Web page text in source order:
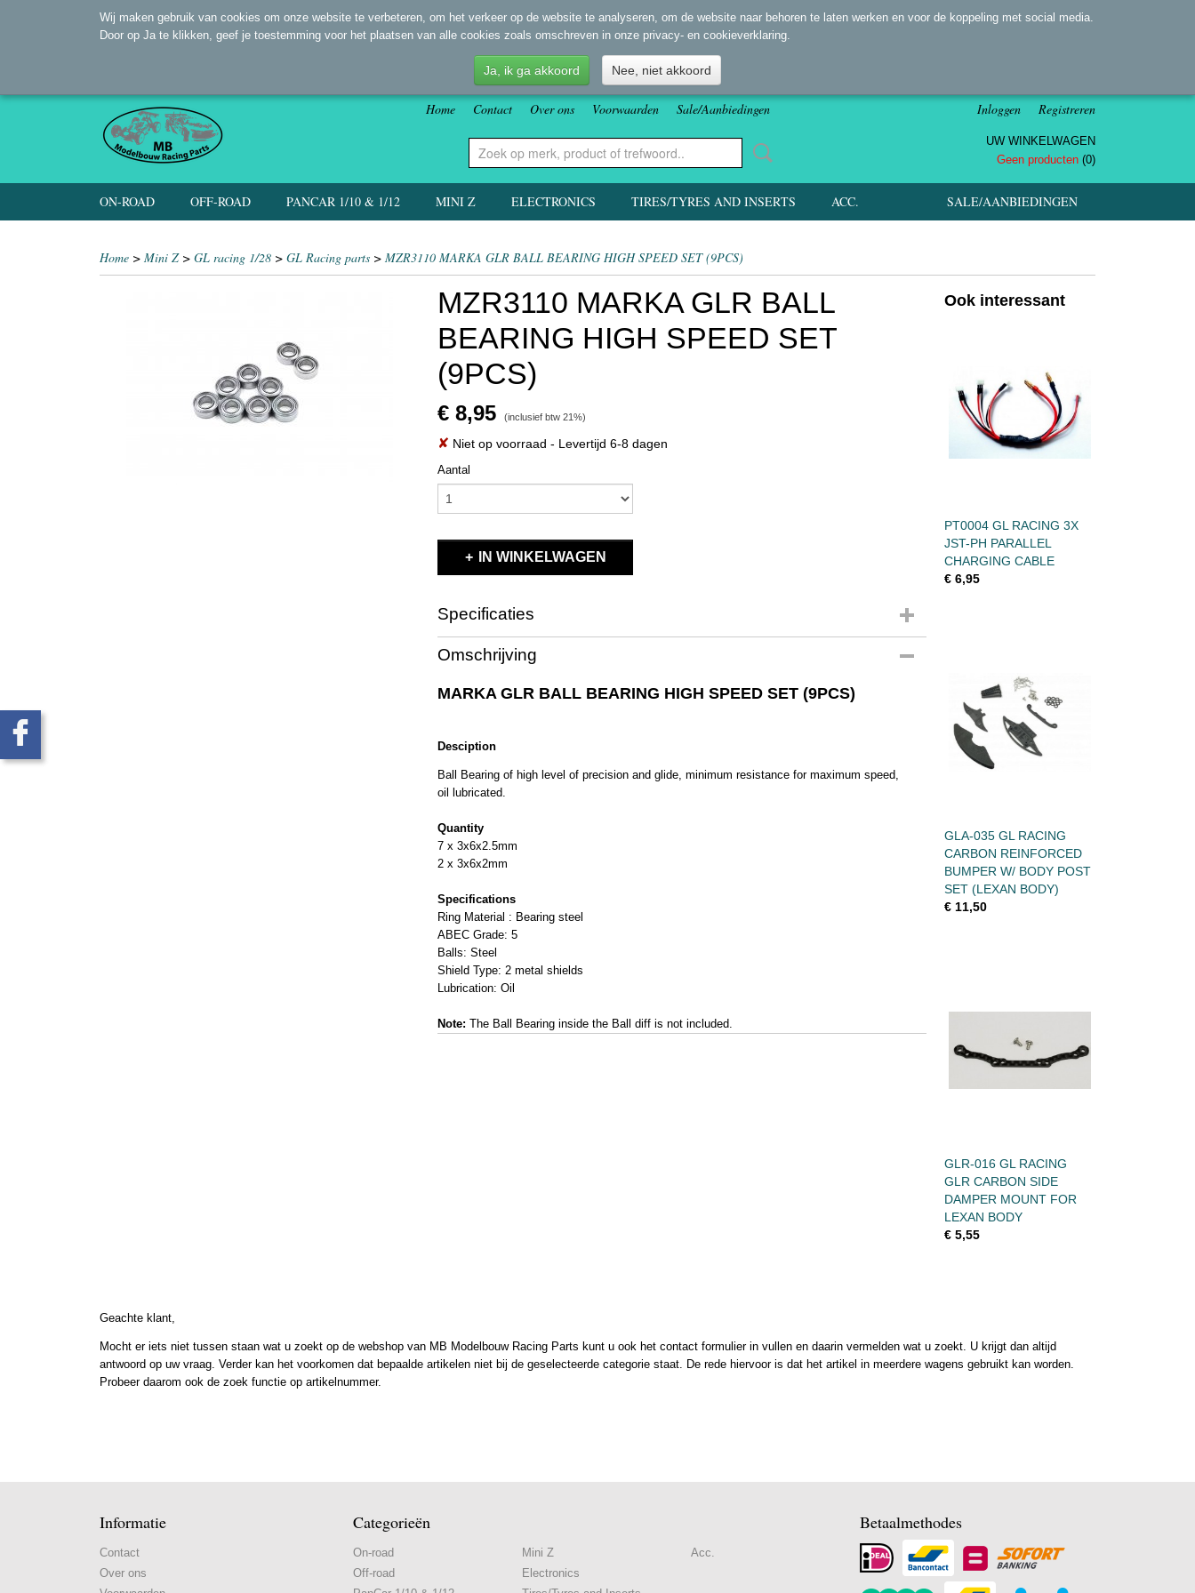
Home Contact Over ons Voorwaarden Sale/Aanbiedingen Inloggen Registreren
UW WINKELWAGEN
Geen producten (0)
SALE/AANBIEDINGEN
ON-ROAD OFF-ROAD PANCAR 1/10 & 1/12 MINI Z ELECTRONICS TIRES/TYRES AND INSERTS ACC.
Home > Mini Z> GL racing 1/28 > GL Racing parts > MZR3110 MARKA GLR BALL BEARING HIGH SPEED SET (9PCS)
MZR3110 MARKA GLR BALL
BEARING HIGH SPEED SET
(9PCS)
€ 8,95 (inclusief btw 21%)
✘ Niet op voorraad - Levertijd 6-8 dagen
Aantal
IN WINKELWAGEN
Specificaties
Productcode
EAN code
Bruto gewicht
0,20 Kg
Omschrijving
MARKA GLR BALL BEARING HIGH SPEED SET (9PCS)
Desciption
Ball Bearing of high level of precision and glide, minimum resistance for maximum speed,
oil lubricated.
Quantity
7 x 3x6x2.5mm
2 x 3x6x2mm
Specifications
Ring Material : Bearing steel
ABEC Grade: 5
Balls: Steel
Shield Type: 2 metal shields
Lubrication: Oil
Note: The Ball Bearing inside the Ball diff is not included.
Ook interessant
PT0004 GL RACING 3X
JST-PH PARALLEL
CHARGING CABLE
€ 6,95
GLA-035 GL RACING
CARBON REINFORCED
BUMPER W/ BODY POST
SET (LEXAN BODY)
€ 11,50
GLR-016 GL RACING
GLR CARBON SIDE
DAMPER MOUNT FOR
LEXAN BODY
€ 5,55
Geachte klant,
Mocht er iets niet tussen staan wat u zoekt op de webshop van MB Modelbouw Racing Parts kunt u ook het contact formulier in vullen en daarin vermelden wat u zoekt. U krijgt dan altijd
antwoord op uw vraag. Verder kan het voorkomen dat bepaalde artikelen niet bij de geselecteerde categorie staat. De rede hiervoor is dat het artikel in meerdere wagens gebruikt kan worden.
Probeer daarom ook de zoek functie op artikelnummer.
Informatie
Contact
Over ons
Categorieën
On-road
Off-road
Mini Z
Electronics
Acc.
Betaalmethodes
Wij maken gebruik van cookies om onze website te verbeteren, om het verkeer op de website te analyseren, om de website naar behoren te laten werken en voor de koppeling met social media.
Door op Ja te klikken, geef je toestemming voor het plaatsen van alle cookies zoals omschreven in onze privacy- en cookieverklaring.
Ja, ik ga akkoord Nee, niet akkoord